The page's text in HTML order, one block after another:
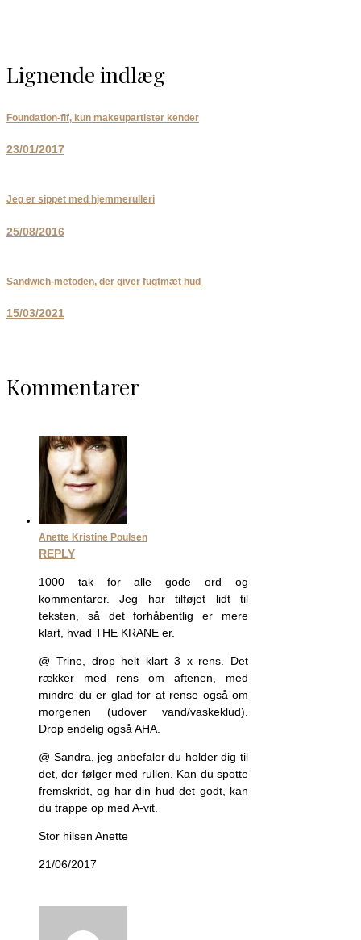
Lignende indlæg
Foundation-fif, kun makeupartister kender
23/01/2017
Jeg er sippet med hjemmerulleri
25/08/2016
Sandwich-metoden, der giver fugtmæt hud
15/03/2021
Kommentarer
Anette Kristine Poulsen
REPLY
1000 tak for alle gode ord og
kommentarer. Jeg har tilføjet lidt til
teksten, så det forhåbentlig er mere
klart, hvad THE KRANE er.
@ Trine, drop helt klart 3 x rens. Det
rækker med rens om aftenen, med
mindre du er glad for at rense også om
morgenen (udover vand/vaskeklud).
Drop endelig også AHA.
@ Sandra, jeg anbefaler du holder dig til
det, der følger med rullen. Kan du spotte
fremskridt, og har din hud det godt, kan
du trappe op med A-vit.
Stor hilsen Anette
21/06/2017